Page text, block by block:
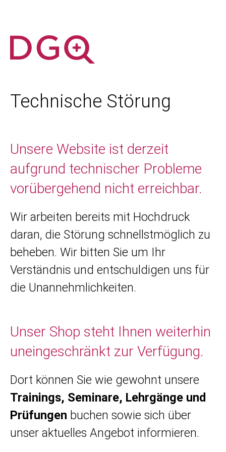
Technische Störung
Unsere Website ist derzeit
aufgrund technischer Probleme
vorübergehend nicht erreichbar.
Wir arbeiten bereits mit Hochdruck
daran, die Störung schnellstmöglich zu
beheben. Wir bitten Sie um Ihr
Verständnis und entschuldigen uns für
die Unannehmlichkeiten.
Unser Shop steht Ihnen weiterhin
uneingeschränkt zur Verfügung.
Dort können Sie wie gewohnt unsere
Trainings, Seminare, Lehrgänge und
Prüfungen buchen sowie sich über
unser aktuelles Angebot informieren.